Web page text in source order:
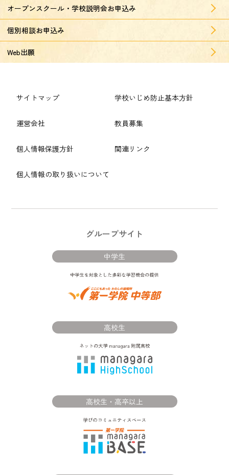
オープンスクール・学校説明会お申込み
個別相談お申込み
Web出願
サイトマップ
運営会社
個人情報保護方針
個人情報の取り扱いについて
学校いじめ防止基本方針
教員募集
関連リンク
グループサイト
中学生
高校生
高校生・高卒以上